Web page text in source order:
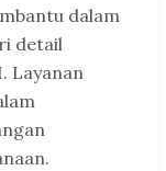
dalam
detail
Layanan